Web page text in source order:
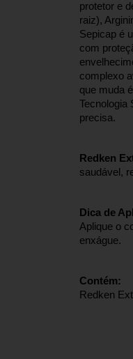
protetor e
raiz),
Sepicap é
com
complexo
que muda
Tecnologia
precisa.
Redken
saudável,
Dica de
Aplique o
enxágue.
Contém:
Redken